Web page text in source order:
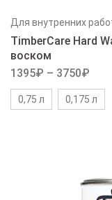
Для внутренних
TimberCare Hard
воском
1395₽ – 3750₽
0,75 л 0,175 л